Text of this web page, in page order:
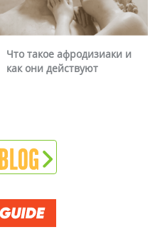
Что такое афродизиаки и
как они действуют